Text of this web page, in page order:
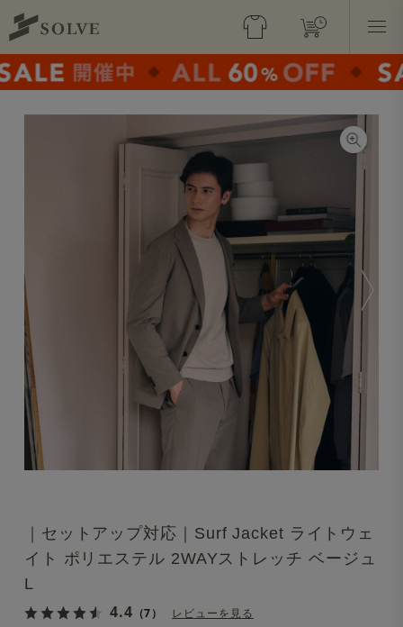
｜セットアップ対応｜Surf Jacket ライトウェ
イト ポリエステル 2WAYストレッチ ベージュ
L
4.4 （7） レビューを見る